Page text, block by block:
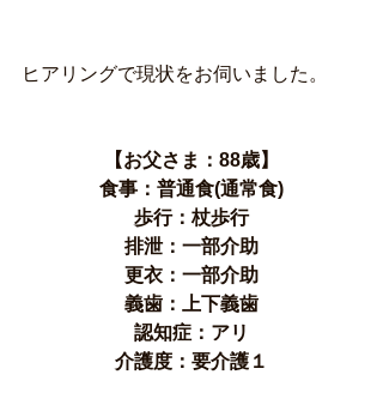
ヒアリングで現状をお伺いました。
【お父さま：88歳】
食事：普通食(通常食)
歩行：杖歩行
排泄：一部介助
更衣：一部介助
義歯：上下義歯
認知症：アリ
介護度：要介護１